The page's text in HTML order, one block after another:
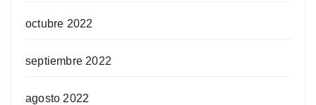
octubre 2022
septiembre 2022
agosto 2022